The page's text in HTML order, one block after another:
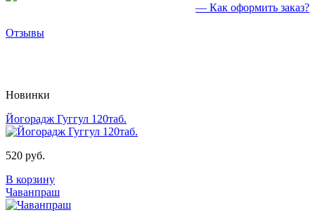
— Как оформить заказ?
Отзывы
Новинки
Йогорадж Гуггул 120таб.
520 руб.
В корзину
Чаванпраш